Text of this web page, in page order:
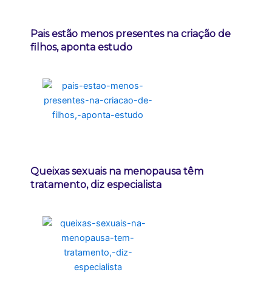
Pais estão menos presentes na criação de
filhos, aponta estudo
Queixas sexuais na menopausa têm
tratamento, diz especialista